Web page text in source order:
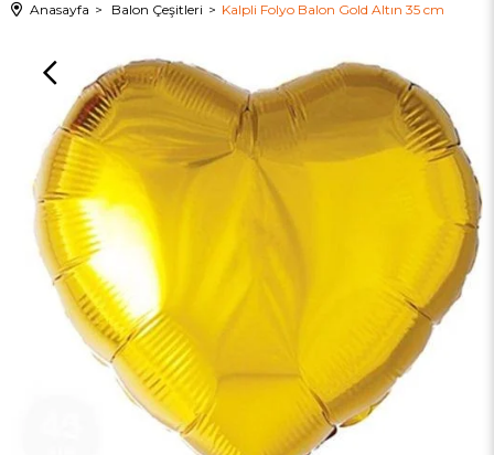
Anasayfa Balon Çeşitleri Kalpli Folyo Balon Gold Altın 35 cm